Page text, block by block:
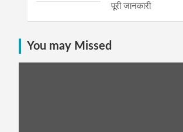
पूरी जानकारी
You may Missed